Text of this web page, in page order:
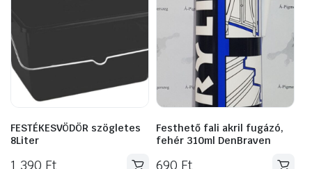
FESTÉKESVÖDÖR szögletes
8Liter
1 390 Ft
Festhető fali akril fugázó,
fehér 310ml DenBraven
690 Ft